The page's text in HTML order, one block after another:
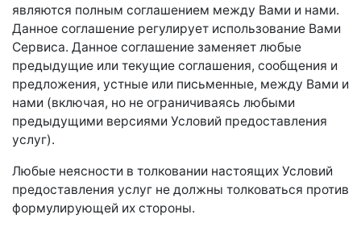
являются полным соглашением между Вами и нами.
Данное соглашение регулирует использование Вами
Сервиса. Данное соглашение заменяет любые
предыдущие или текущие соглашения, сообщения и
предложения, устные или письменные, между Вами и
нами (включая, но не ограничиваясь любыми
предыдущими версиями Условий предоставления
услуг).
Любые неясности в толковании настоящих Условий
предоставления услуг не должны толковаться против
формулирующей их стороны.